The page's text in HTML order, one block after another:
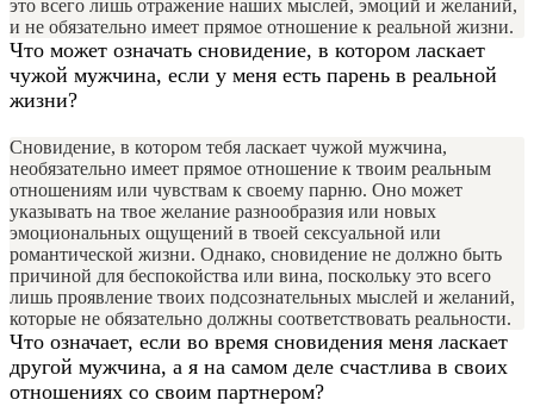
это всего лишь отражение наших мыслей, эмоций и желаний,
и не обязательно имеет прямое отношение к реальной жизни.
Что может означать сновидение, в котором ласкает
чужой мужчина, если у меня есть парень в реальной
жизни?
Сновидение, в котором тебя ласкает чужой мужчина,
необязательно имеет прямое отношение к твоим реальным
отношениям или чувствам к своему парню. Оно может
указывать на твое желание разнообразия или новых
эмоциональных ощущений в твоей сексуальной или
романтической жизни. Однако, сновидение не должно быть
причиной для беспокойства или вина, поскольку это всего
лишь проявление твоих подсознательных мыслей и желаний,
которые не обязательно должны соответствовать реальности.
Что означает, если во время сновидения меня ласкает
другой мужчина, а я на самом деле счастлива в своих
отношениях со своим партнером?